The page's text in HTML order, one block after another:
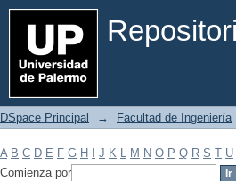
Filtrar por: Materia
DSpace Principal → Facultad de Ingeniería
A B C D E F G H J K L M N O P Q R S T U
Comienza por